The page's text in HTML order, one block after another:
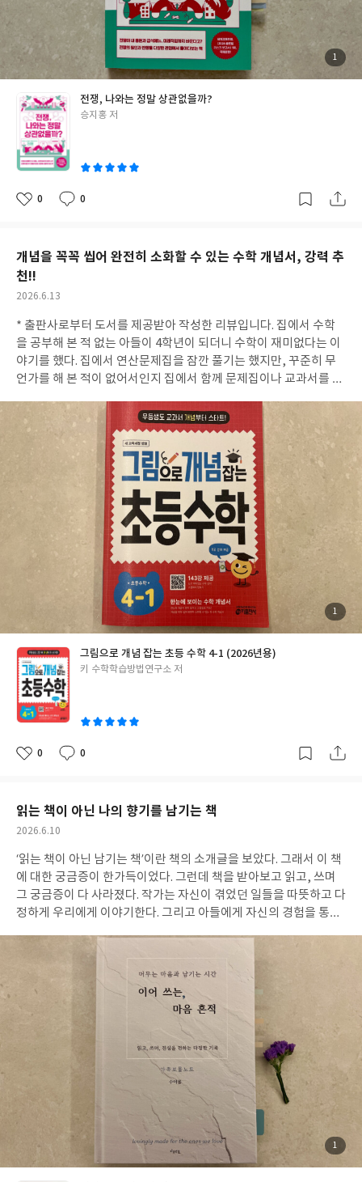
부모가 되겠다고 말이다.처음에 이 책을 읽으며 ‘예일대를 보낸 부모
니 이런 책을 낼 수 있었던 거겠지’라는 생각을 하며 조금의 반감을
갖고 있었다. 그런데 책을 다 읽은 후, 저자 또한 많은 흔들림 속에서
자신의 아이의 성장을 위한 수많은 불안과 싸우고 있었음을 느낄 수
있었고, 그것이 나의 반감을 사라지게 해 주었다. 점수로 평가하지
않고, 등급으로 분류하지 않고 오롯이 아이의 가능성에 집중했던 저
자의 마음이 나에게 와 닿았다. 결국 부모는 믿어주는 사람이다. 내
부모가 그러했듯 나도 내 아이의 가능성을 믿어주는 부모, 내 아이
만의 속도에 맞춰 함께 걸어줄 수 있는 부모가 되고자 다시 한 번 다
짐해본다. #서평단 #결국부모는믿어주는사람 #길벗 #부모추천도
를 할 때마다 한 보따리 풀어놓았다. 분명 함께 읽어보자고 했을 때
는 시큰둥하더니 한번 책을 펼쳤더니 자신이 알고 싶었던 궁금증이
해소되어 흐뭇하게 책을 읽었다고 했다. ‘전쟁, 나와는 정말 아무 상
관 없을까?’, ‘자국의 이익을 위해 다른 나라를 공격해도 될까?’, ‘핵
무기 같은 군사 기술의 발달이 전쟁을 억제할 수 있을까?’, ‘유엔이
있는데 왜 전쟁은 계속 될까?’, ‘우리는 전쟁 없는 세상을 만들 수 있
을까?’라는 5가지 주제에 대한 ‘토론 열기’, ‘배경 열기’, ‘주제 관련
핵심 용어 정리’, ‘토론, 네 생각을 말해 봐’의 순서로 구성된 이 책을
읽으며 전쟁의 본질을 깊숙이 들여다보고 자신만의 관점을 찾아갈
수 있는 시간을 가질 수 있었다. 5가지 질문에 명쾌하게 대답을 하기
시각과 논리를 균형있게 제시하고 있는 책을 통해 자신의 생각을 보
나는 책을 읽은 후 ‘유엔은 완벽한 정답을 주는 곳이라기보다, 인류
가 함께 정답을 찾아가기 위해 머리를 맞대는 최후의 대화 창구인 셈
수 있다. 머리를 맞대고 대화할 수 있는 우리가 되기 위해 노력하자
는 말과 함께 변화를 기다리기 보다 앞장서 바꿀 수 있는 사람이 되
기로 다짐도 해 보았다. 책을 읽은 후 함께 깊이 있게 토론을 하진 못
했다. 그게 아쉬웠는지 아들이 이 책을 활용해 가정이나 학교에서 주
의 시리즈가 학교 도서관에 있는지 찾아봤단다. 그리고 〈청소년 인
권, 반드시 보장해야 할까?〉를 대출해왔다. 그만큼 재미있었다는
이야기!! 우리가 살아가는 세계를 이해할 수 있는 신기한 토론책인
〈중고생 논‧서술형 주제토론 수업 시리즈〉가 아들의 바람대로 가
정과 학교에서 적극 활용되길 기대해본다. 그리고 부모님들도 아이
들과 함께 읽어보길 추천한다. #서평단 #전쟁나와는정말상관없을
까 #승지홍 #글담출판사 #중고생논서술형주제토론수업시리즈
첨
부
사
1
전쟁, 나와는 정말 상관없을까?
글
승지홍 저
좋
0
댓
0
작
개념을 꼭꼭 씹어 완전히 소화할 수 있는 수학 개념서, 강력 추
천!!
작
일
2026.6.13
* 출판사로부터 도서를 제공받아 작성한 리뷰입니다. 집에서 수학
을 공부해 본 적 없는 아들이 4학년이 되더니 수학이 재미없다는 이
야기를 했다. 집에서 연산문제집을 잠깐 풀기는 했지만, 꾸준히 무
언가를 해 본 적이 없어서인지 집에서 함께 문제집이나 교과서를 풀
제집이 우리집에 자신도 모르는 사이(풀겠다고 이야기한 적도 없는
데) 꽂혀 있는 걸 보고 “이게 왜 여기 있어? 나 안풀거야.”라는 이야
기를 하며 도망을 갔었다. 그런 아들에게 풀지 않아도 되니 어떻게
문제집이 되어 있는지만 보자고 간신히 설득해 문제집을 함께 펼쳤
다. “어? 그림이 많네? 문제가 많이 없네? 쉬워 보이네?”문제집을
펼쳐본 아들이 한 말에 난 희망이 생겼다. 수학이 어렵다는 편견을
스스로 깰 수 있겠구나란 생각을 하게 된 것이다. 선생님이 아닌 누
군가의 설명을 들으려 하지 않는 아들에게 난 가장 어려워하는 나눗
셈부터 혼자 해보라고 권했다. 흔쾌히 혼자 해보겠다며 문제집을 펼
쳐든 아들은 자신만의 속도로 차근차근 개념을 익히고 다지고 펼칠
수 있게 되었다. 그림과 큰 글씨로 구성되어 있어 문제 푸는 것에 거
부감도 확실히 줄었다. 진작 문제집을 사줄걸 그랬나란 생각도 했지
만, 이제라도 차근차근 개념을 정확히 익힐 수 있어 다행이란 생각
을 했다. 문제집 표지에 <개념을 꼭꼭 씹어 완전히 소화할 수 있는
첫 수학 개념서>라는 문구가 정말 이해가 됐다. 기초가 부족한 아이,
수학 문제집을 거부하는 아이가 있다면 이 책을 꼭 풀길 추천한다.
수학을 어렵다가 아니라 쉽고 재미있다고 생각할 수 있도록 해 주는
문제집이다. 문제집을 거부하던 우리 아들은 2학기에도 이 문제집
고맙습니다. 덕분에 거부하던 수학과 친해지고 있어요. 🙏 #서평단
첨
부
사
1
그림으로 개념 잡는 초등 수학 4-1 (2026년용)
글
키 수학학습방법연구소 저
좋
0
댓
0
작
읽는 책이 아닌 나의 향기를 남기는 책
작
일
2026.6.10
‘읽는 책이 아닌 남기는 책’이란 책의 소개글을 보았다. 그래서 이 책
에 대한 궁금증이 한가득이었다. 그런데 책을 받아보고 읽고, 쓰며
그 궁금증이 다 사라졌다. 작가는 자신이 겪었던 일들을 따뜻하고 다
정하게 우리에게 이야기한다. 그리고 아들에게 자신의 경험을 통해
작가의 질문에 고민하고 쓸 수 있도록 구성되어 있다. 책표지 뒷면에
‘당신의 진심 어린 목소리가 글이 되어 이 책에 함께 머문다면, 그 향
기는 오랫동안 기억될 것이다.’라는 문장이 있다. 바로 이 문장처럼
이 책은 ‘나’에 대한 다양한 고민을 하고 나의 마음이 담긴 글을 아이
들에게 남길 수 있는 책이었다. 막상 쓰려고 하니 어떻게 써야 할지
막막했다. 그래서 고민하고 또 고민했다. 투박할지라도 나만의 언어
로 나의 이야기를 아이들에게 남길 수 있다는 것이 참 좋았다. 같은
일을 겪었더라도 아이와 나의 기억이 다를 수 있다는 작가님의 이야
기가 떠올라 나의 마음을 전할 수 있는 글을 적으려 했다. 아직 남기
는 책을 다 완성하지는 못했다. 하지만, 차분히 나만의 속도로 남기
는 책을 완성한다면 나와 아이들에게 이 책은 큰 의미가 있을 것이
다. 나는 이 책을 읽으며 돌아가신 엄마가 많이 떠올라 울컥했다. 갑
작스런 이별에 서로의 마음을 전하지도 못했기에 엄마가 그리울 때
첨
부
사
1